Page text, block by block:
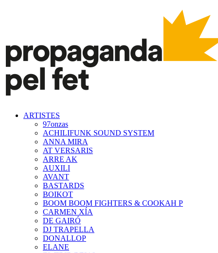
ARTISTES
97onzas
ACHILIFUNK SOUND SYSTEM
ANNA MIRA
AT VERSARIS
ARRE AK
AUXILI
AVANT
BASTARDS
BOIKOT
BOOM BOOM FIGHTERS & COOKAH P
CARMEN XÍA
DE GAIRÓ
DJ TRAPELLA
DONALLOP
ELANE